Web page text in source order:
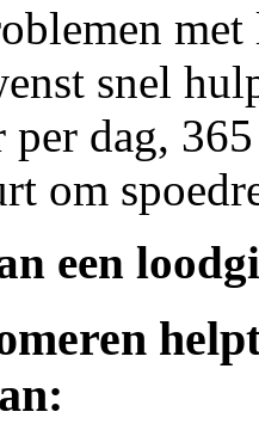
snel
dag,
om
een